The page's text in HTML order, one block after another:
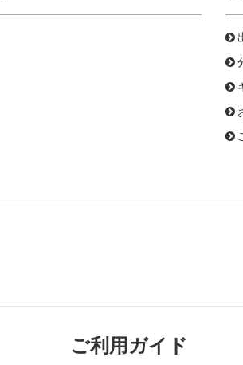
ご利用ガイド